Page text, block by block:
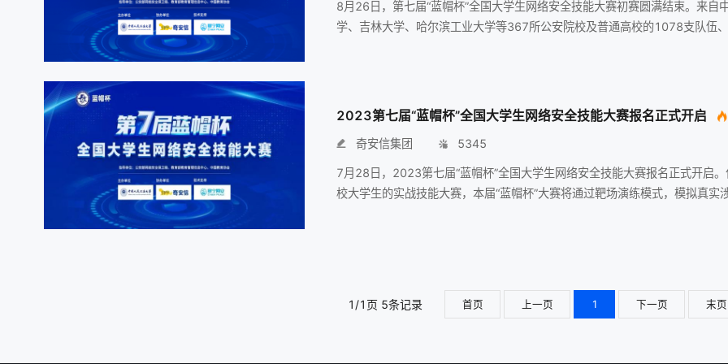
8月26日，第七届“蓝帽杯”全国大学生网络安全技能大赛初赛圆满结束。来自
学、吉林大学、哈尔滨工业大学等367所公安院校及普通高校的1078支队伍
2023第七届“蓝帽杯”全国大学生网络安全技能大赛报名正式开启
奇安信集团 5345
7月28日，2023第七届“蓝帽杯”全国大学生网络安全技能大赛报名正式开启
校大学生的实战技能大赛，本届“蓝帽杯”大赛将通过靶场演练模式，模拟真实
1/1页 5条记录 首页 上一页 1 下一页 末页